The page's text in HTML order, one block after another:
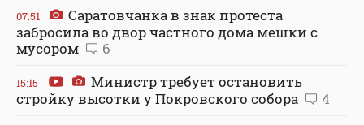
07:51
Саратовчанка в знак протеста
забросила во двор частного дома мешки с
мусором
6
15:15
Министр требует остановить
стройку высотки у Покровского собора
4